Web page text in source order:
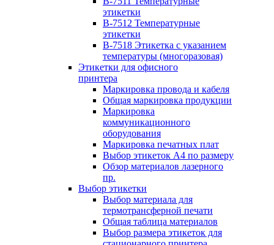
этикетки
B-7512 Температурные
этикетки
B-7518 Этикетка с указанием
температуры (многоразовая)
Этикетки для офисного
принтера
Маркировка провода и кабеля
Общая маркировка продукции
Маркировка
коммуникационного
оборудования
Маркировка печатных плат
Выбор этикеток А4 по размеру
Обзор материалов лазерного
пр.
Выбор этикетки
Выбор материала для
термотрансферной печати
Общая таблица материалов
Выбор размера этикеток для